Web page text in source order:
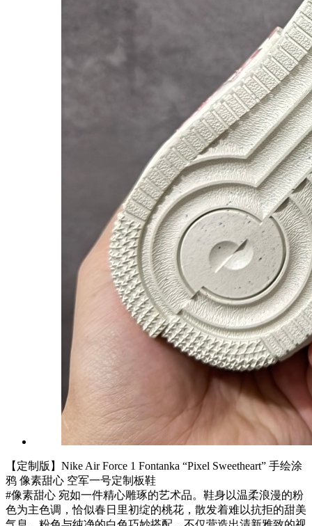
【定制版】Nike Air Force 1 Fontanka “Pixel Sweetheart” 手绘涂
鸦 像素甜心 空军一号定制板鞋
#像素甜心 宛如一件精心雕琢的艺术品。鞋身以温柔浪漫的粉
色为主色调，恰似春日里初绽的桃花，散发着难以抗拒的甜美